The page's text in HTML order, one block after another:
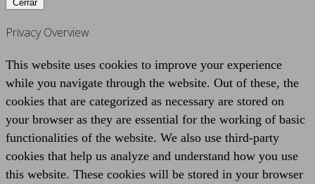
Cerrar
Privacy Overview
This website uses cookies to improve your experience
while you navigate through the website. Out of these, the
cookies that are categorized as necessary are stored on
your browser as they are essential for the working of basic
functionalities of the website. We also use third-party
cookies that help us analyze and understand how you use
this website. These cookies will be stored in your browser